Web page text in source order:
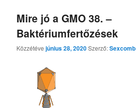
Mire jó a GMO 38. –
Baktériumfertőzések
Közzétévejúnius 28, 2020Szerző:Sexcomb